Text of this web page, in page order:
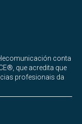
conta
que acredita que
profesionais da